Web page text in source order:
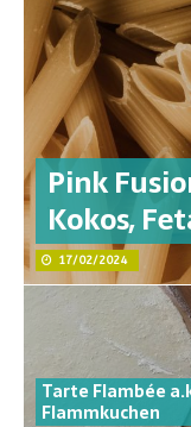
Pink
Kokos,
17/02/2024
Tarte Flambée
Flammkuchen